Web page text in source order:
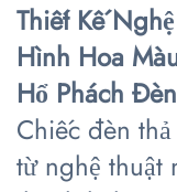
Thiết Kế
Hình Hoa
Hổ Phách
Chiếc đèn
từ nghệ thuật